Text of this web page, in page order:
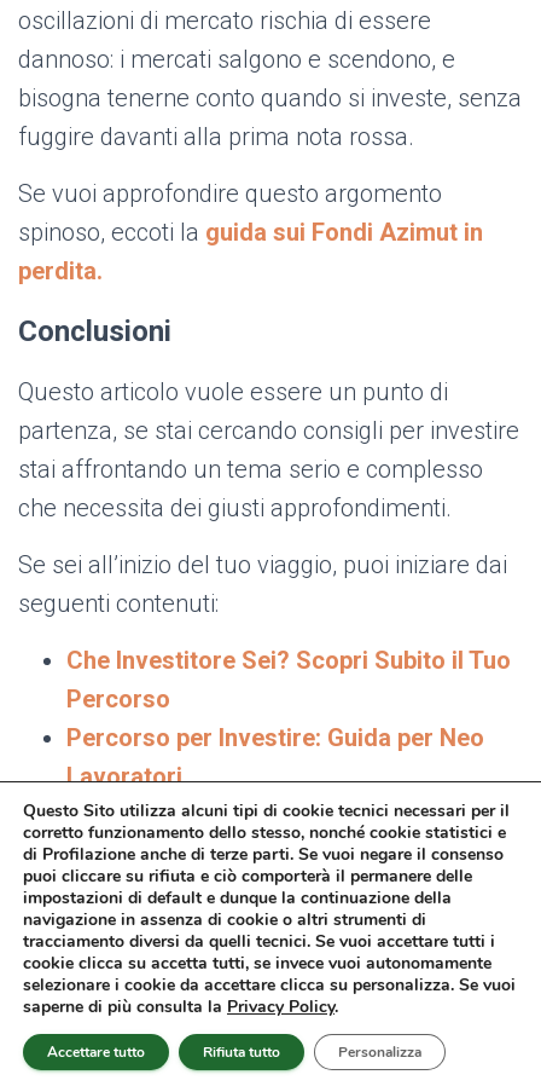
oscillazioni di mercato rischia di essere
dannoso: i mercati salgono e scendono, e
bisogna tenerne conto quando si investe, senza
fuggire davanti alla prima nota rossa.
Se vuoi approfondire questo argomento
spinoso, eccoti la guida sui Fondi Azimut in
perdita.
Conclusioni
Questo articolo vuole essere un punto di
partenza, se stai cercando consigli per investire
stai affrontando un tema serio e complesso
che necessita dei giusti approfondimenti.
Se sei all’inizio del tuo viaggio, puoi iniziare dai
seguenti contenuti:
Che Investitore Sei? Scopri Subito il Tuo
Percorso
Percorso per Investire: Guida per Neo
Lavoratori
Percorso per Investire: Guida per Giovani
Coppie con Figli
Percorso per Investire: Guida per Mezza
Età
Percorso per Investire: Guida per Over
65
IMPORTANTE - I Tuoi Investimenti in
Questo Sito utilizza alcuni tipi di cookie tecnici necessari per il
corretto funzionamento dello stesso, nonché cookie statistici e
di Profilazione anche di terze parti. Se vuoi negare il consenso
puoi cliccare su rifiuta e ciò comporterà il permanere delle
impostazioni di default e dunque la continuazione della
navigazione in assenza di cookie o altri strumenti di
tracciamento diversi da quelli tecnici. Se vuoi accettare tutti i
cookie clicca su accetta tutti, se invece vuoi autonomamente
selezionare i cookie da accettare clicca su personalizza. Se vuoi
saperne di più consulta la Privacy Policy.
Accettare tutto Rifiuta tutto Personalizza